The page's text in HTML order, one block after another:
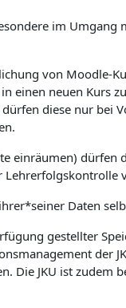
im
von Moodle-
einen neuen Kurs
diese nur bei
einräumen) dürfen
Daten
gestellter
der
Die JKU ist zudem